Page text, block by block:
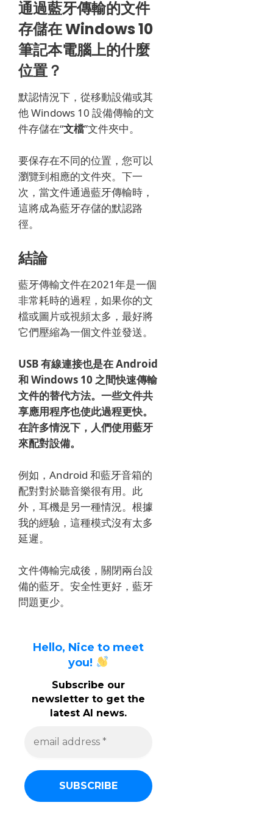
通過藍牙傳輸的文件
存儲在 Windows 10
筆記本電腦上的什麼
位置？
默認情況下， 從移動設備或其
他 Windows 10 設備傳輸的文
件存儲在“文檔”文件夾中。
要保存在不同的位置，您可以
瀏覽到相應的文件夾。 下一
次，當文件通過藍牙傳輸時，
這將成為藍牙存儲的默認路
徑。
結論
藍牙傳輸文件在2021年是一個
非常耗時的過程，如果你的文
檔或圖片或視頻太多，最好將
它們壓縮為一個文件並發送。
USB 有線連接也是在 Android
和 Windows 10 之間快速傳輸
文件的替代方法。一些文件共
享應用程序也使此過程更快。
在許多情況下，人們使用藍牙
來配對設備。
例如，Android 和藍牙音箱的
配對對於聽音樂很有用。 此
外，耳機是另一種情況。 根據
我的經驗，這種模式沒有太多
延遲。
文件傳輸完成後，關閉兩台設
備的藍牙。 安全性更好，藍牙
問題更少。
Hello, Nice to meet
you!
Subscribe our
newsletter to get the
latest AI news.
a
d